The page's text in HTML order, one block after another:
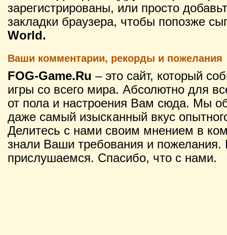
зарегистрированы, или просто
закладки браузера, чтобы попозже
World.
Ваши комментарии, рекорды и пожелания
FOG-Game.Ru – это сайт, который
игры со всего мира. Абсолютно для
от пола и настроения Вам сюда. Мы
даже самый изысканный вкус
Делитесь с нами своим мнением в
знали Ваши требования и
прислушаемся. Спасибо, что с нами.